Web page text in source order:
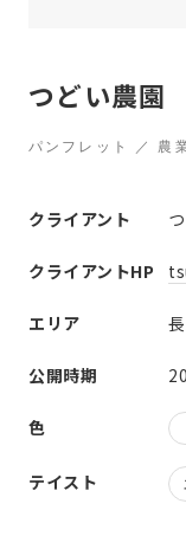
つどい農園
パンフレット ／ 農
クライアント
クライアントHP
エリア
公開時期
色
テイスト